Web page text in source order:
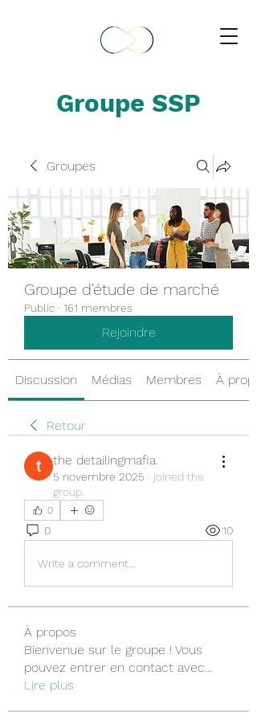
Groupe SSP
Groupes
Groupe d'étude de marché
Public · 161 membres
Rejoindre
Discussion Médias Membres À
Retour
the detailingmafia
5 novembre 2025 · joined the
group.
0
0 10
Write a comment...
À propos
Bienvenue sur le groupe ! Vous
pouvez entrer en contact avec...
Lire plus